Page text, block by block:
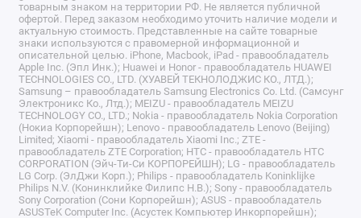
товарным знаком на территории РФ. Не является публичной
офертой. Перед заказом необходимо уточить наличие модели и
актуальную стоимость. Представленные на сайте товарные
знаки используются с правомерной информационной и
описательной целью. iPhone, Macbook, iPad - правообладатель
Apple Inc. (Эпл Инк.); Huawei и Honor - правообладатель HUAWEI
TECHNOLOGIES CO., LTD. (ХУАВЕЙ ТЕКНОЛОДЖИС КО., ЛТД.);
Samsung – правообладатель Samsung Electronics Co. Ltd. (Самсунг
Электроникс Ко., Лтд.); MEIZU - правообладатель MEIZU
TECHNOLOGY CO., LTD.; Nokia - правообладатель Nokia Corporation
(Нокиа Корпорейшн); Lenovo - правообладатель Lenovo (Beijing)
Limited; Xiaomi - правообладатель Xiaomi Inc.; ZTE -
правообладатель ZTE Corporation; HTC - правообладатель HTC
CORPORATION (Эйч-Ти-Си КОРПОРЕЙШН); LG - правообладатель
LG Corp. (ЭлДжи Корп.); Philips - правообладатель Koninklijke
Philips N.V. (Конинклийке Филипс Н.В.); Sony - правообладатель
Sony Corporation (Сони Корпорейшн); ASUS - правообладатель
ASUSTeK Computer Inc. (Асустек Компьютер Инкорпорейшн);